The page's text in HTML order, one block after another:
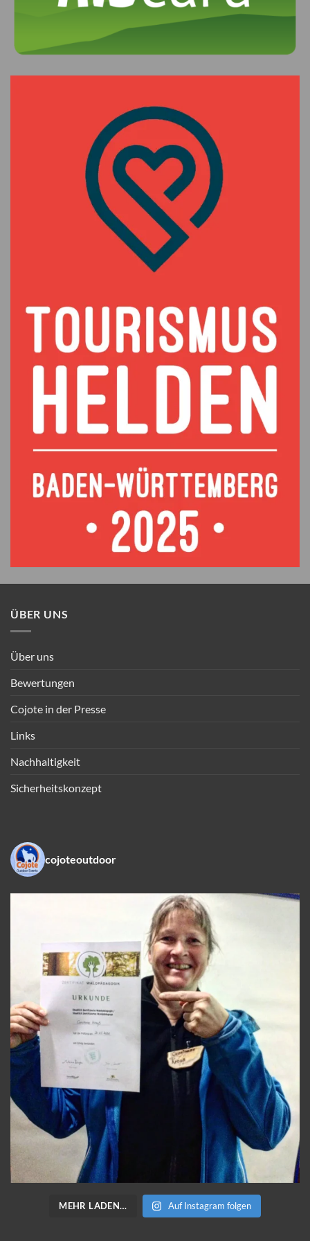
ÜBER UNS
Über uns
Bewertungen
Cojote in der Presse
Links
Nachhaltigkeit
Sicherheitskonzept
cojoteoutdoor
MEHR LADEN… Auf Instagram folgen